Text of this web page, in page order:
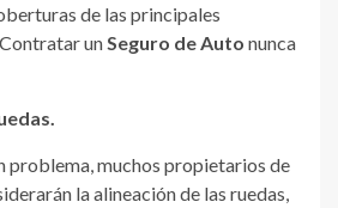
de las principales
un Seguro de Auto nunca
problema, muchos propietarios de
la alineación de las ruedas,